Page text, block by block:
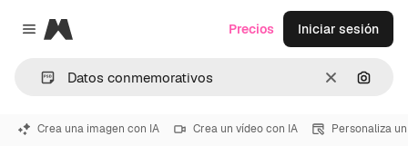
Close menu
Magnific
Borrar
Precios Iniciar sesión
Crea una imagen con IA Crea un vídeo con IA Personaliza